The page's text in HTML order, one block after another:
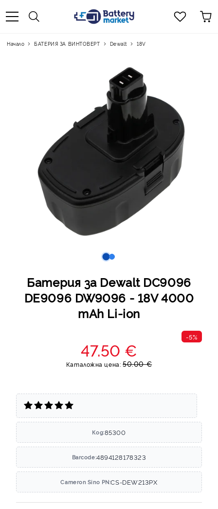
Начало БАТЕРИЯ ЗА ВИНТОВЕРТ Dewalt 18V
Батерия за Dewalt DC9096
DE9096 DW9096 - 18V 4000
mAh Li-ion
-5%
47.50 €
Каталожна цена: 50.00 €
Код:85300
Barcode:4894128178323
Cameron Sino PN:CS-DEW213PX